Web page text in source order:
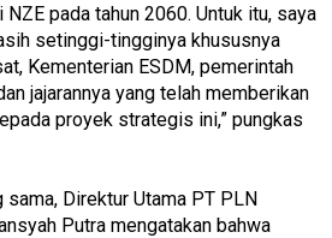
pada tahun 2060. Untuk itu, saya
setinggi-tingginya khususnya
Kementerian ESDM, pemerintah
jajarannya yang telah memberikan
proyek strategis ini,” pungkas
Direktur Utama PT PLN
Putra mengatakan bahwa